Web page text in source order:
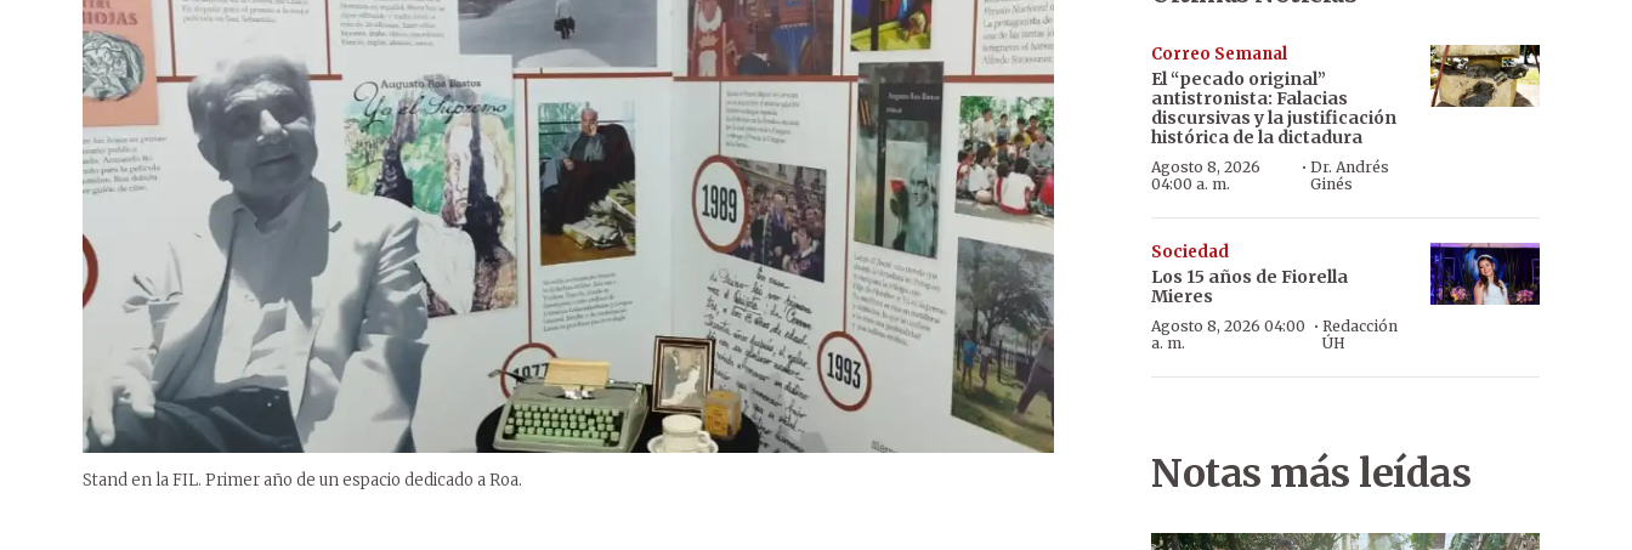
Stand en la FIL. Primer año de un espacio dedicado a Roa.
Correo Semanal
El “pecado original”
antistronista: Falacias
discursivas y la justificación
histórica de la dictadura
Agosto 8, 2026
04:00 a. m.
·Dr. Andrés
Ginés
Sociedad
Los 15 años de Fiorella
Mieres
Agosto 8, 2026 04:00
a. m.
· Redacción
ÚH
Notas más leídas